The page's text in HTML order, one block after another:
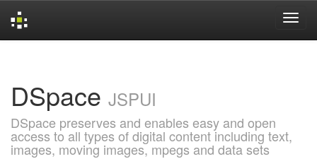
DSpace JSPUI
DSpace preserves and enables easy and open
access to all types of digital content including text,
images, moving images, mpegs and data sets